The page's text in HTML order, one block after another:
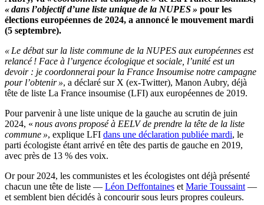
« dans l’objectif d’une liste unique de la NUPES » pour les
élections européennes de 2024, a annoncé le mouvement mardi
(5 septembre).
« Le débat sur la liste commune de la NUPES aux européennes est
relancé ! Face à l’urgence écologique et sociale, l’unité est un
devoir : je coordonnerai pour la France Insoumise notre campagne
pour l’obtenir », a déclaré sur X (ex-Twitter), Manon Aubry, déjà
tête de liste La France insoumise (LFI) aux européennes de 2019.
Pour parvenir à une liste unique de la gauche au scrutin de juin
2024, « nous avons proposé à EELV de prendre la tête de la liste
commune », explique LFI dans une déclaration publiée mardi, le
parti écologiste étant arrivé en tête des partis de gauche en 2019,
avec près de 13 % des voix.
Or pour 2024, les communistes et les écologistes ont déjà présenté
chacun une tête de liste — Léon Deffontaines et Marie Toussaint —
et semblent bien décidés à concourir sous leurs propres couleurs.